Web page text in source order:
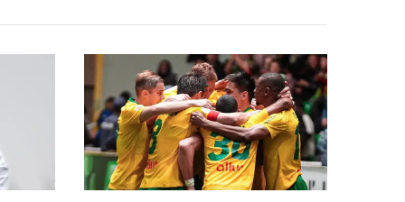
"Челси" разгромил
"Милан" в Джакарте:
Дастан Сатпаев остался в
запасе
"Кызылжар" спасся от
18:56, 08 августа 2026